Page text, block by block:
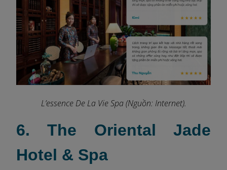
L’essence De La Vie Spa (Nguồn: Internet).
6. The Oriental Jade
Hotel & Spa